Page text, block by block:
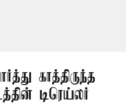
காத்திருந்த
டிரெய்லர்